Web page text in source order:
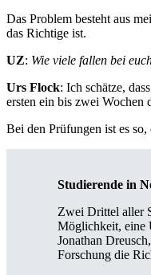
Das Problem besteht aus
das Richtige ist.
UZ: Wie viele fallen bei
Urs Flock: Ich schätze,
ersten ein bis zwei Wochen
Bei den Prüfungen ist es
Studierende in
Zwei Drittel aller
Möglichkeit, eine
Jonathan
Forschung die